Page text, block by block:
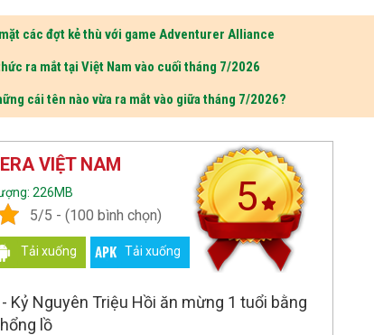
các đợt kẻ thù với game Adventurer Alliance
ra mắt tại Việt Nam vào cuối tháng 7/2026
cái tên nào vừa ra mắt vào giữa tháng 7/2026?
VIỆT NAM
226MB
5/5 - (100 bình chọn)
Tải xuống Tải xuống
5
Kỷ Nguyên Triệu Hồi ăn mừng 1 tuổi bằng
lồ